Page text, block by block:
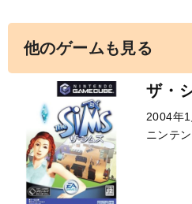
他のゲームも見る
ザ・
2004年
ニンテ